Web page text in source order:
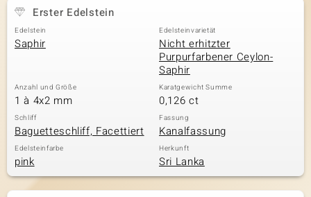
Erster Edelstein
Edelstein
Saphir
Edelsteinvarietät
Nicht erhitzter
Purpurfarbener Ceylon-
Saphir
Anzahl und Größe
1 à 4x2 mm
Karatgewicht Summe
0,126 ct
Schliff
Baguetteschliff, Facettiert
Fassung
Kanalfassung
Edelsteinfarbe
pink
Herkunft
Sri Lanka